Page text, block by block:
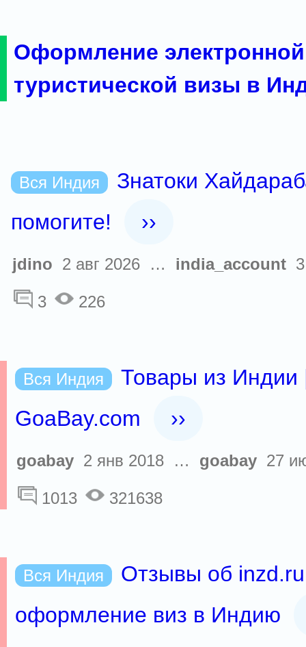
Оформление электронной
туристической визы в
Вся Индия
Знатоки
помогите!
››
jdino 2 авг 2026 … india_account
3 226
Вся Индия
Товары из
GoaBay.com
››
goabay 2 янв 2018 … goabay 27
1013 321638
Вся Индия
Отзывы об
оформление виз в Индию